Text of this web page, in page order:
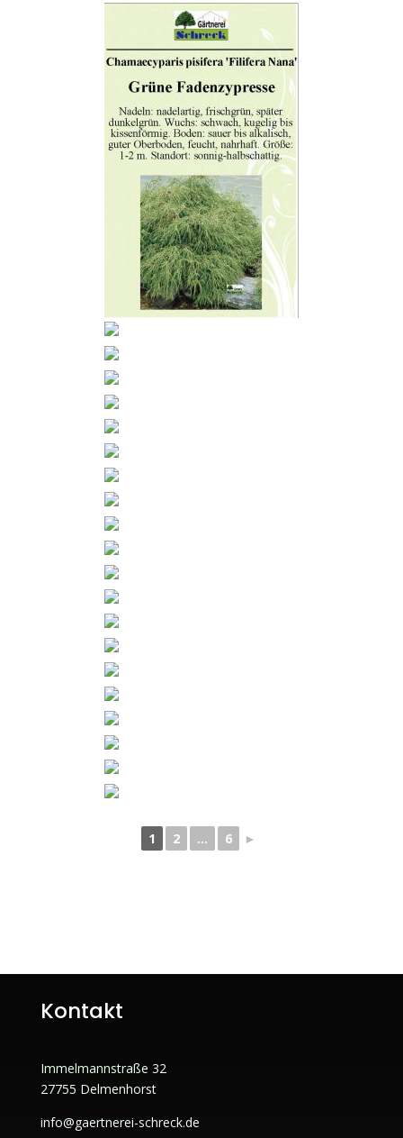
1 2 ... 6 ►
Kontakt
Immelmannstraße 32
27755 Delmenhorst
info@gaertnerei-schreck.de